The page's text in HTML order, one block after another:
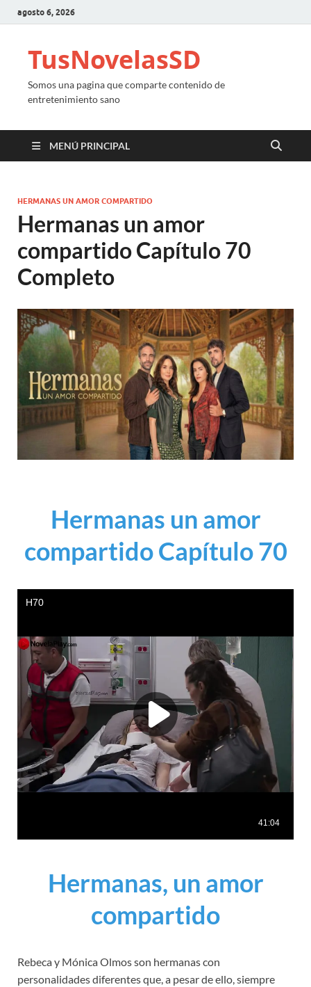
agosto 6, 2026
TusNovelasSD
Somos una pagina que comparte contenido de
entretenimiento sano
MENÚ PRINCIPAL
HERMANAS UN AMOR COMPARTIDO
Hermanas un amor
compartido Capítulo 70
Completo
Hermanas un amor
compartido Capítulo 70
Hermanas, un amor
compartido
Rebeca y Mónica Olmos son hermanas con
personalidades diferentes que, a pesar de ello, siempre